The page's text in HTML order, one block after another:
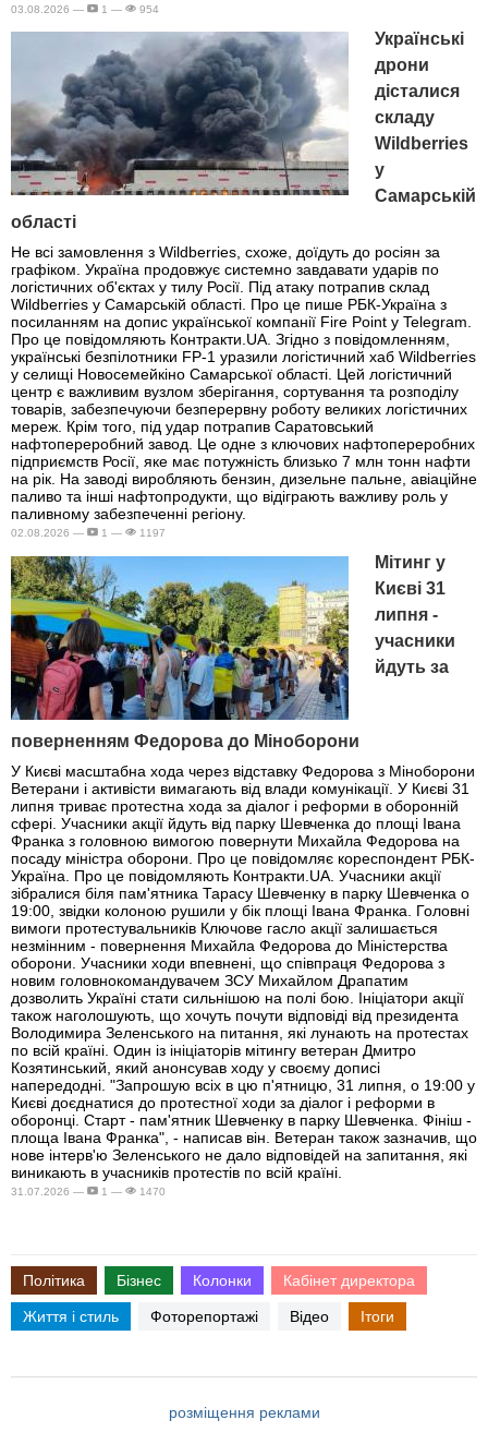
03.08.2026 — 1 — 954
Українські
дрони
дісталися
складу
Wildberries
у
Самарській
області
Не всі замовлення з Wildberries, схоже, доїдуть до росіян за
графіком. Україна продовжує системно завдавати ударів по
логістичних об'єктах у тилу Росії. Під атаку потрапив склад
Wildberries у Самарській області. Про це пише РБК-Україна з
посиланням на допис української компанії Fire Point у Telegram.
Про це повідомляють Контракти.UA. Згідно з повідомленням,
українські безпілотники FP-1 уразили логістичний хаб Wildberries
у селищі Новосемейкіно Самарської області. Цей логістичний
центр є важливим вузлом зберігання, сортування та розподілу
товарів, забезпечуючи безперервну роботу великих логістичних
мереж. Крім того, під удар потрапив Саратовський
нафтопереробний завод. Це одне з ключових нафтопереробних
підприємств Росії, яке має потужність близько 7 млн тонн нафти
на рік. На заводі виробляють бензин, дизельне пальне, авіаційне
паливо та інші нафтопродукти, що відіграють важливу роль у
паливному забезпеченні регіону.
02.08.2026 — 1 — 1197
Мітинг у
Києві 31
липня -
учасники
йдуть за
поверненням Федорова до Міноборони
У Києві масштабна хода через відставку Федорова з Міноборони
Ветерани і активісти вимагають від влади комунікації. У Києві 31
липня триває протестна хода за діалог і реформи в оборонній
сфері. Учасники акції йдуть від парку Шевченка до площі Івана
Франка з головною вимогою повернути Михайла Федорова на
посаду міністра оборони. Про це повідомляє кореспондент РБК-
Україна. Про це повідомляють Контракти.UA. Учасники акції
зібралися біля пам'ятника Тарасу Шевченку в парку Шевченка о
19:00, звідки колоною рушили у бік площі Івана Франка. Головні
вимоги протестувальників Ключове гасло акції залишається
незмінним - повернення Михайла Федорова до Міністерства
оборони. Учасники ходи впевнені, що співпраця Федорова з
новим головнокомандувачем ЗСУ Михайлом Драпатим
дозволить Україні стати сильнішою на полі бою. Ініціатори акції
також наголошують, що хочуть почути відповіді від президента
Володимира Зеленського на питання, які лунають на протестах
по всій країні. Один із ініціаторів мітингу ветеран Дмитро
Козятинський, який анонсував ходу у своєму дописі
напередодні. "Запрошую всіх в цю п'ятницю, 31 липня, о 19:00 у
Києві доєднатися до протестної ходи за діалог і реформи в
оборонці. Старт - пам'ятник Шевченку в парку Шевченка. Фініш -
площа Івана Франка", - написав він. Ветеран також зазначив, що
нове інтерв'ю Зеленського не дало відповідей на запитання, які
виникають в учасників протестів по всій країні.
31.07.2026 — 1 — 1470
Політика Бізнес Колонки Кабінет директора
Життя і стиль Фоторепортажі Відео Ітоги
розміщення реклами